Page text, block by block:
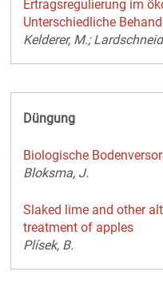
Ertragsregulierung im
Unterschiedliche
Kelderer, M.;
Düngung
Biologische
Bloksma, J.
Slaked lime and other
treatment of apples
Plísek, B.